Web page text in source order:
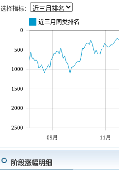
选择指标：
近三月同类排名
09月 11月
0
500
1000
1500
2000
2500
阶段涨幅明细